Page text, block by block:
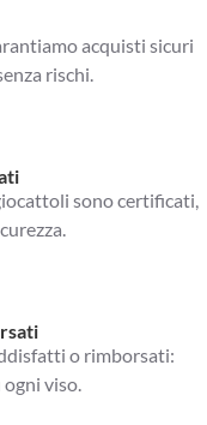
acquisti sicuri
rischi.
sono certificati,
o rimborsati:
viso.